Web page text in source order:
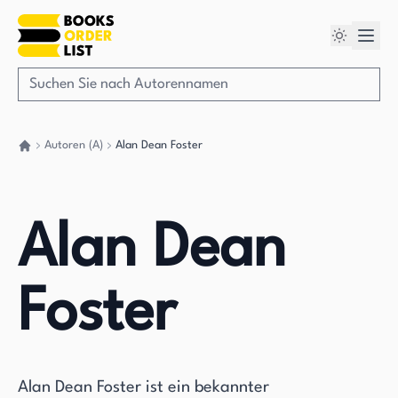
Autoren (A) Alan Dean Foster
Alan Dean
Foster
Alan Dean Foster ist ein bekannter